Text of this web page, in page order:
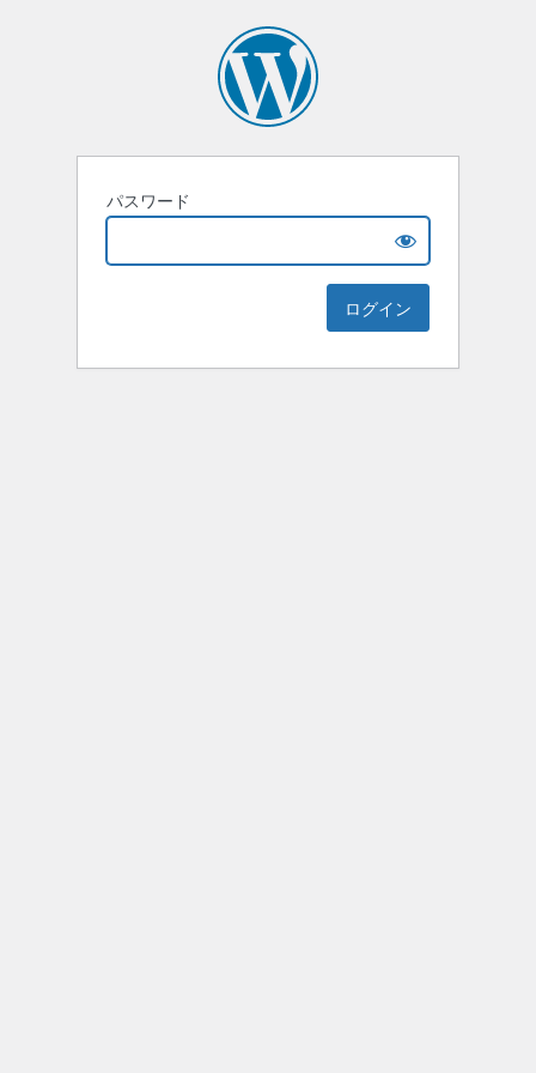
パスワード